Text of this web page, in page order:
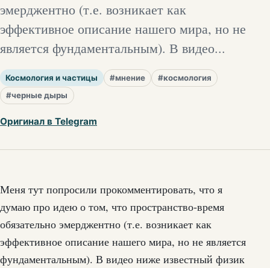
эмерджентно (т.е. возникает как
эффективное описание нашего мира, но не
является фундаментальным). В видео...
Космология и частицы #мнение
#космология
#черные дыры
Оригинал в Telegram
Меня тут попросили прокомментировать, что я
думаю про идею о том, что пространство-время
обязательно эмерджентно (т.е. возникает как
эффективное описание нашего мира, но не является
фундаментальным). В видео ниже известный физик